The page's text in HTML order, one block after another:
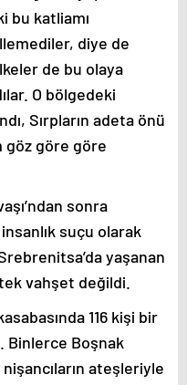
bu katliamı
diye de
de bu olaya
O bölgedeki
Sırpların adeta önü
göz göre göre
sonra
suçu olarak
yaşanan
tek vahşet değildi.
116 kişi bir
Binlerce Boşnak
ateşleriyle